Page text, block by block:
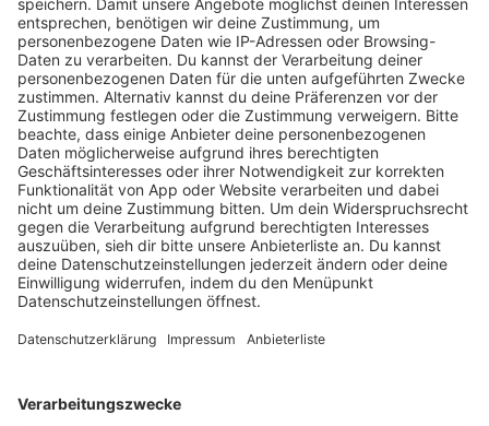
KW30 Album der Woche
SONNY FODERA “CAN WE DO IT
ALL AGAIN?”
Mit seinem sechsten Studioalbum präsentiert
Sonny Fodera ein Meisterwerk aus fünf Jahren
kreativer Arbeit – ein Zeugnis dafür, dass seine